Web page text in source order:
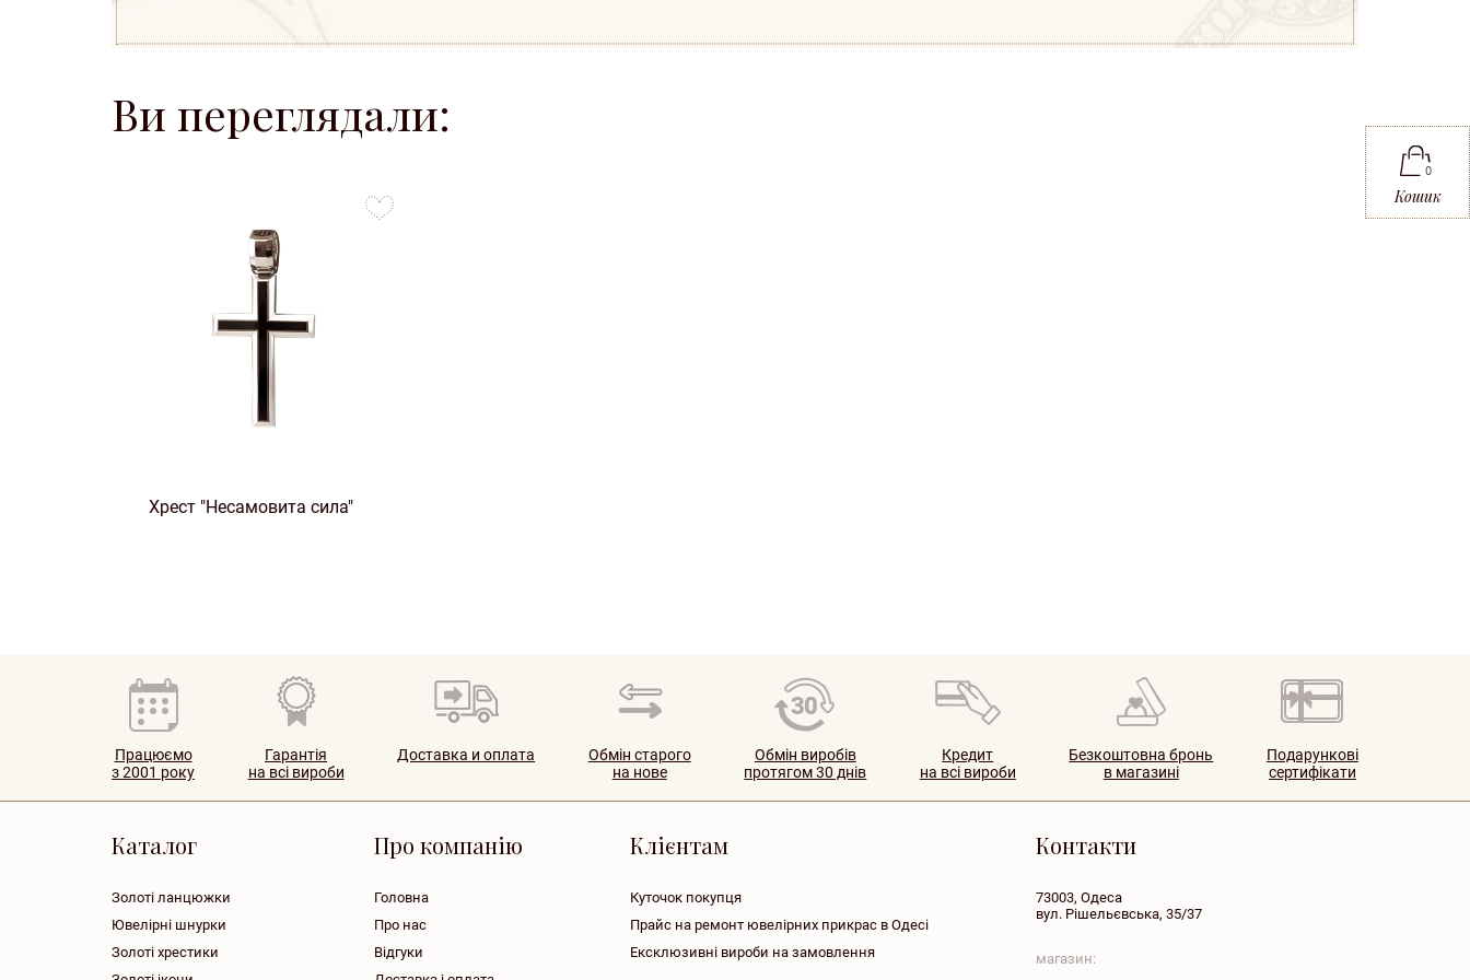
Кошик
0
Ви переглядали:
Хрест "Несамовита сила"
favorites
Працюємо
з 2001 року
Гарантія
на всі вироби
Доставка и оплата
Обмін старого
на нове
Обмін виробів
протягом 30 днів
Кредит
на всі вироби
Безкоштовна бронь
в магазині
Подарункові
сертифікати
Каталог
Золоті ланцюжки
Ювелірні шнурки
Золоті хрестики
Про компанiю
Головна
Про нас
Відгуки
Клієнтам
Куточок покупця
Прайс на ремонт ювелірних прикрас в Одесі
Ексклюзивні вироби на замовлення
Контакти
73003, Одеса
вул. Рішельєвська, 35/37
магазин: